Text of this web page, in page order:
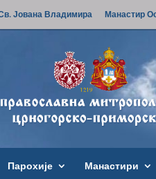
Јована Владимира Манастир
Парохије Манастири